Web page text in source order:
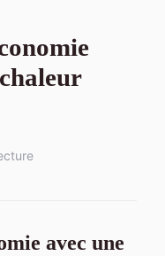
avec une